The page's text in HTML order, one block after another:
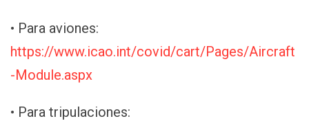
• Para aviones:
https://www.icao.int/covid/cart/Pages/Aircraft
-Module.aspx
• Para tripulaciones: